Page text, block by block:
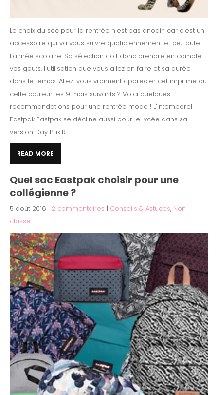
Le choix du sac pour la rentrée n'est pas anodin car c'est un
accessoire qui va vous suivre quotidiennement et ce, toute
l'année scolaire. Sa sélection doit donc prendre en compte
vos gouts, l'utilisation que vous allez en faire et sa durée
dans le temps. Allez-vous vraiment apprécier cet imprimé ou
cette couleur les 9 mois suivants ? Voici quelques
recommandations pour une rentrée mode ! L'intemporel
Eastpak Eastpak se décline aussi pour le lycée dans sa
version Day Pak'R...
READ MORE
Quel sac Eastpak choisir pour une
collégienne ?
5 août 2016 | 2 commentaires | Conseils & Astuces, Non
classé